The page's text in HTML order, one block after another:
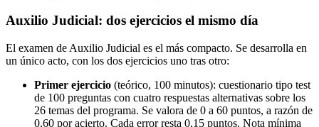
Auxilio Judicial: dos ejercicios el mismo día
El examen de Auxilio Judicial es el más compacto. Se desarrolla en
un único acto, con los dos ejercicios uno tras otro:
Primer ejercicio (teórico, 100 minutos): cuestionario tipo test
de 100 preguntas con cuatro respuestas alternativas sobre los
26 temas del programa. Se valora de 0 a 60 puntos, a razón de
0,60 por acierto. Cada error resta 0,15 puntos. Nota mínima